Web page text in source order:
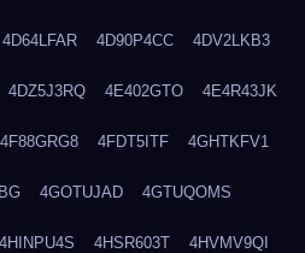
4D64LFAR 4D90P4CC 4DV2LKB3
4DZ5J3RQ 4E402GTO 4E4R43JK
4F88GRG8 4FDT5ITF 4GHTKFV1
4GOTUJAD 4GTUQOMS
4HINPU4S 4HSR603T 4HVMV9QI